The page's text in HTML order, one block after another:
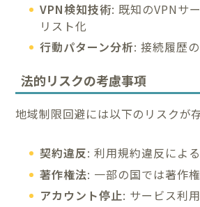
VPN検知技術: 既知のVPNサ
リスト化
行動パターン分析: 接続履歴
法的リスクの考慮事項
地域制限回避には以下のリスクが
契約違反: 利用規約違反によ
著作権法: 一部の国では著作
アカウント停止: サービス利